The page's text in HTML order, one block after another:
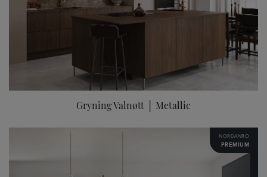
Gryning Valnøtt │ Metallic
NORDANRO
PREMIUM